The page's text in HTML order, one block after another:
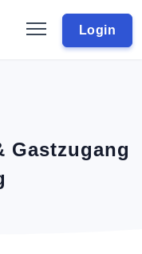
Login
Gastzugang